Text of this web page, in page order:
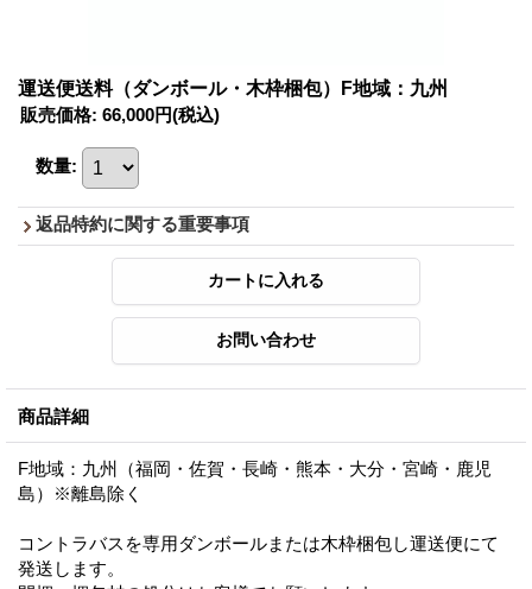
運送便送料（ダンボール・木枠梱包）F地域：九州
販売価格: 66,000円(税込)
数量:
返品特約に関する重要事項
商品詳細
F地域：九州（福岡・佐賀・長崎・熊本・大分・宮崎・鹿児
島）※離島除く
コントラバスを専用ダンボールまたは木枠梱包し運送便にて
発送します。